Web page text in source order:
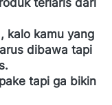
kalo kamu yang
dibawa tapi
tapi ga bikin